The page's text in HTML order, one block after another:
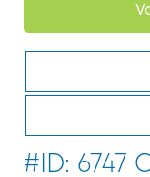
#ID: 6747